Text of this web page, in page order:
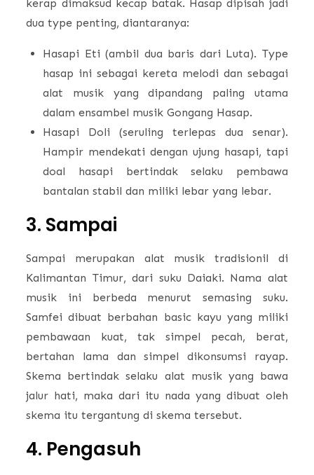
kerap dimaksud kecap batak. Hasap dipisah jadi
dua type penting, diantaranya:
Hasapi Eti (ambil dua baris dari Luta). Type
hasap ini sebagai kereta melodi dan sebagai
alat musik yang dipandang paling utama
dalam ensambel musik Gongang Hasap.
Hasapi Doli (seruling terlepas dua senar).
Hampir mendekati dengan ujung hasapi, tapi
doal hasapi bertindak selaku pembawa
bantalan stabil dan miliki lebar yang lebar.
3. Sampai
Sampai merupakan alat musik tradisionil di
Kalimantan Timur, dari suku Daiaki. Nama alat
musik ini berbeda menurut semasing suku.
Samfei dibuat berbahan basic kayu yang miliki
pembawaan kuat, tak simpel pecah, berat,
bertahan lama dan simpel dikonsumsi rayap.
Skema bertindak selaku alat musik yang bawa
jalur hati, maka dari itu nada yang dibuat oleh
skema itu tergantung di skema tersebut.
4. Pengasuh